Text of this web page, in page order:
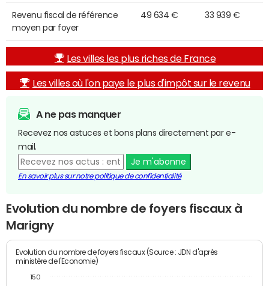
Revenu fiscal de référence
moyen par foyer
49 634 € 33 939 €
Les villes les plus riches de France
Les villes où l'on paye le plus d'impôt sur le revenu
A ne pas manquer
Recevez nos astuces et bons plans directement par e-
mail.
Je m'abonne
En savoir plus sur notre politique de confidentialité
Evolution du nombre de foyers fiscaux à
Marigny
Evolution du nombre de foyers fiscaux (Source : JDN d'après
ministère de l'Economie)
150